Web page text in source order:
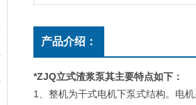
产品介绍：
*ZJQ立式渣浆泵其主要特点如下：
1 、整机为干式电机下泵式结构。电